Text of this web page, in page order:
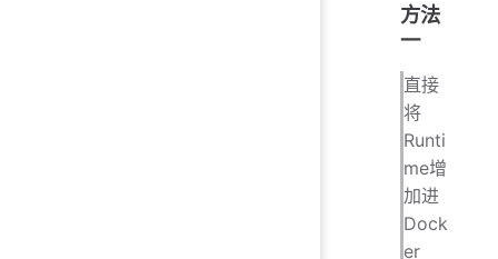
方法
一
直接
将
Runti
me增
加进
Dock
er